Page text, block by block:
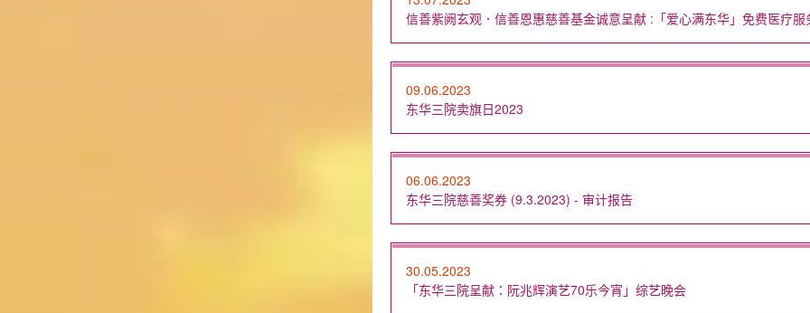
信善紫阙玄观．信善恩惠慈善基金诚意呈献 :「爱心满东华」免费医疗
09.06.2023
东华三院卖旗日2023
06.06.2023
东华三院慈善奖券 (9.3.2023) - 审计报告
30.05.2023
「东华三院呈献：阮兆辉演艺70乐今宵」综艺晚会